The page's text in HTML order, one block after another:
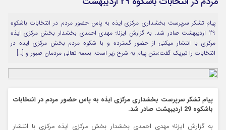
مرا به خاطر بسپار
پیام تشکر سرپرست بخشداری مرکزی ایذه به پاس حضور مردم در انتخابات باشکوه
29 اردیبهشت صادر شد. به گزارش ایزنا؛ مهدی احمدی بخشدار بخش مرکزی ایذه
مرکزی با انتشار میکنی از حضور گسترده و با شکوه مردم بخش مرکزی ایذه در
انتخابات را تبریک گفت؛متن پیام به شرح زیر است. بسمه تعالی مردمان صبور و […]
پیام تشکر سرپرست بخشداری مرکزی ایذه به پاس حضور مردم در انتخابات
باشکوه 29 اردیبهشت صادر شد.
به گزارش ایزنا؛ مهدی احمدی بخشدار بخش مرکزی ایذه مرکزی با انتشار